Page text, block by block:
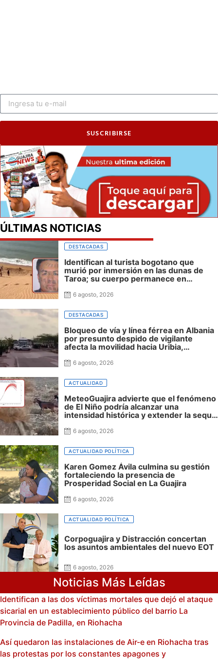
SUSCRIBIRSE
ÚLTIMAS NOTICIAS
DESTACADAS
Identifican al turista bogotano que
murió por inmersión en las dunas de
Taroa; su cuerpo permanece en
6 agosto, 2026
DESTACADAS
Bloqueo de vía y línea férrea en Albania
por presunto despido de vigilante
afecta la movilidad hacia Uribia,
6 agosto, 2026
ACTUALIDAD
MeteoGuajira advierte que el fenómeno
de El Niño podría alcanzar una
intensidad histórica y extender la sequía
6 agosto, 2026
ACTUALIDAD POLÍTICA
Karen Gomez Ávila culmina su gestión
fortaleciendo la presencia de
Prosperidad Social en La Guajira
6 agosto, 2026
ACTUALIDAD POLÍTICA
Corpoguajira y Distracción concertan
los asuntos ambientales del nuevo EOT
6 agosto, 2026
Noticias Más Leídas
Identifican a las dos víctimas mortales que dejó el ataque
sicarial en un establecimiento público del barrio La
Provincia de Padilla, en Riohacha
Así quedaron las instalaciones de Air-e en Riohacha tras
las protestas por los constantes apagones y